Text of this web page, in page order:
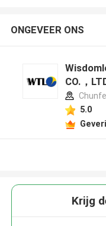
ONGEVEER ONS
CO.，
5.0
Krijg